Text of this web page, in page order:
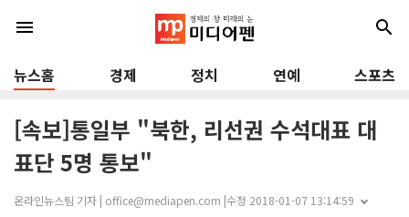
menu search
뉴스홈 경제 정치 연예 스포츠
[속보]통일부 "북한, 리선권 수석대표 대
표단 5명 통보"
온라인뉴스팀 기자 | office@mediapen.com |수정 2018-01-07 13:14:59